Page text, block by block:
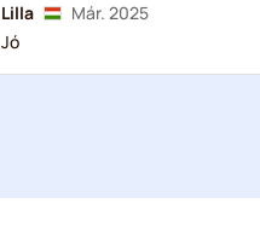
Lilla
Már. 2025
Jó